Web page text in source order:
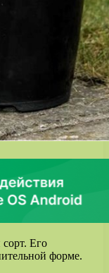
Его
форме.